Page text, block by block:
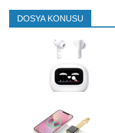
DOSYA KONUSU